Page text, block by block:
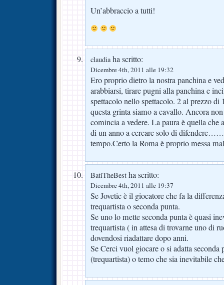
Un’abbraccio a tutti!
claudiaha scritto:
Dicembre 4th, 2011 alle 19:32
Ero proprio dietro la nostra panchina e
arabbiarsi, tirare pugni alla panchina e
spettacolo nello spettacolo. 2 al prezzo di
questa grinta siamo a cavallo. Ancora
comincia a vedere. La paura è quella che
di un anno a cercare solo di
tempo.Certo la Roma è proprio messa
BatiTheBest ha scritto:
Dicembre 4th, 2011 alle 19:37
Se Jovetic è il giocatore che fa la
trequartista o seconda punta.
Se uno lo mette seconda punta è quasi
trequartista ( in attesa di trovarne uno di
dovendosi riadattare dopo anni.
Se Cerci vuol giocare o si adatta seconda
(trequartista) o temo che sia inevitabile